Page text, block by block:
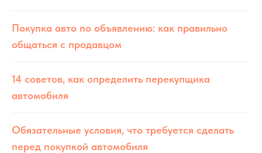
Покупка авто по объявлению: как правильно
общаться с продавцом
14 советов, как определить перекупщика
автомобиля
Обязательные условия, что требуется сделать
перед покупкой автомобиля